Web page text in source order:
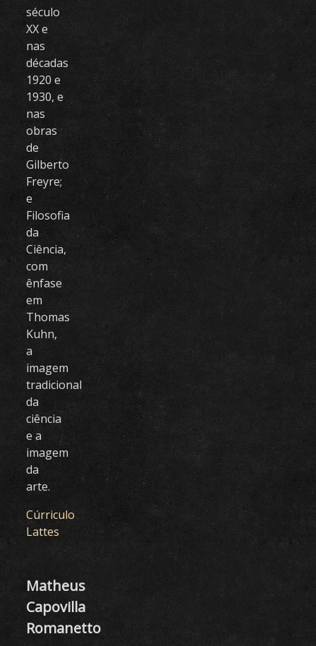
século
XX e
nas
décadas
1920 e
1930, e
nas
obras
de
Gilberto
Freyre;
e
Filosofia
da
Ciência,
com
ênfase
em
Thomas
Kuhn,
a
imagem
tradicional
da
ciência
e a
imagem
da
arte.
Cúrriculo
Lattes
Matheus
Capovilla
Romanetto